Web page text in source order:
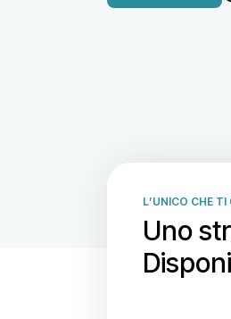
L’UNICO CHE
Uno